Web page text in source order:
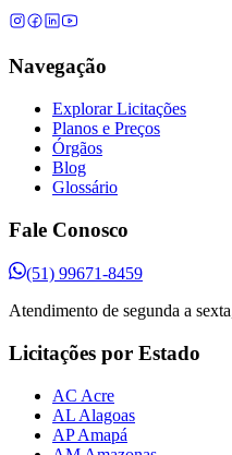
Navegação
Explorar Licitações
Planos e Preços
Órgãos
Blog
Glossário
Fale Conosco
(51) 99671-8459
Atendimento de segunda a
Licitações por Estado
AC Acre
AL Alagoas
AP Amapá